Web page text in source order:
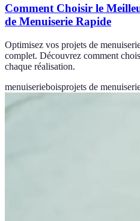
Comment Choisir le
de Menuiserie Rapide
Optimisez vos projets de
complet. Découvrez comment
chaque réalisation.
menuiserieboisprojets de